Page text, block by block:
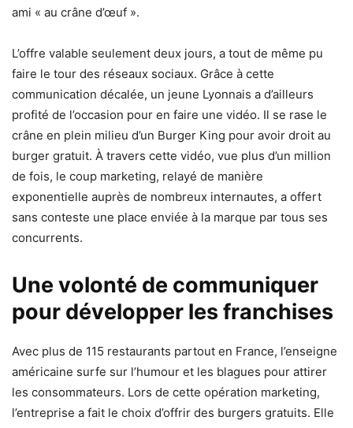
ami « au crâne d’œuf ».
L’offre valable seulement deux jours, a tout de même pu
faire le tour des réseaux sociaux. Grâce à cette
communication décalée, un jeune Lyonnais a d’ailleurs
profité de l’occasion pour en faire une vidéo. Il se rase le
crâne en plein milieu d’un Burger King pour avoir droit au
burger gratuit. À travers cette vidéo, vue plus d’un million
de fois, le coup marketing, relayé de manière
exponentielle auprès de nombreux internautes, a offert
sans conteste une place enviée à la marque par tous ses
concurrents.
Une volonté de communiquer
pour développer les franchises
Avec plus de 115 restaurants partout en France, l’enseigne
américaine surfe sur l’humour et les blagues pour attirer
les consommateurs. Lors de cette opération marketing,
l’entreprise a fait le choix d’offrir des burgers gratuits. Elle